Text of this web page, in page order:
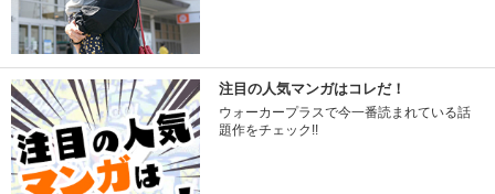
注目の人気マンガはコレだ！
ウォーカープラスで今一番読まれている話
題作をチェック!!